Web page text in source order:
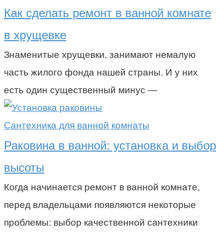
Как сделать ремонт в ванной комнате
в хрущевке
Знаменитые хрущевки, занимают немалую
часть жилого фонда нашей страны. И у них
есть один существенный минус —
Сантехника для ванной комнаты
Раковина в ванной: установка и выбор
высоты
Когда начинается ремонт в ванной комнате,
перед владельцами появляются некоторые
проблемы: выбор качественной сантехники